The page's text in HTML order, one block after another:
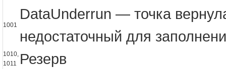
1001
DataUnderrun — точка
недостаточный для
1010,
1011
Резерв